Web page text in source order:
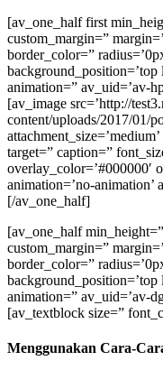
[av_one_half first
custom_margin=”
border_color=”
background_position=’top
animation=” av_uid=’av-
[av_image src=’http://
content/uploads/2017/01/
target=” caption=”
overlay_color=’#000000′
animation=’no-
[/av_one_half]
[av_one_half
custom_margin=”
border_color=”
background_position=’top
animation=” av_uid=’av-
[av_textblock size=”
Menggunakan Cara-